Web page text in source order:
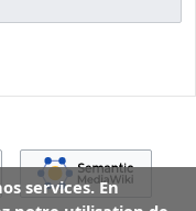
services. En